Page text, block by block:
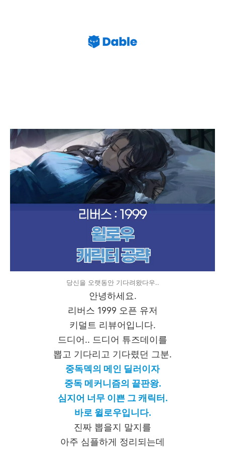
당신을 오랫동안 기다려왔다우..
안녕하세요.
리버스 1999 오픈 유저
키덜트 리뷰어입니다.
드디어.. 드디어 튜즈데이를
뽑고 기다리고 기다렸던 그분.
중독덱의 메인 딜러이자
중독 메커니즘의 끝판왕.
심지어 너무 이쁜 그 캐릭터.
바로 윌로우입니다.
진짜 뽑을지 말지를
아주 심플하게 정리되는데